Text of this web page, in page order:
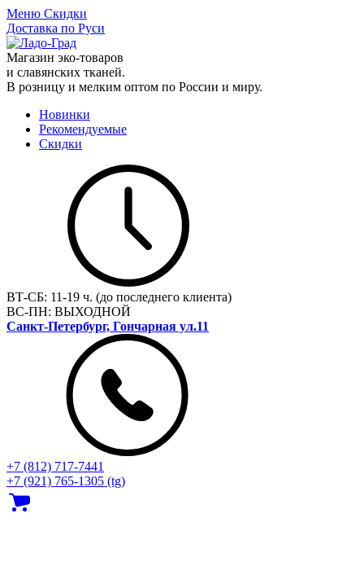
Меню Скидки
Доставка по Руси
Магазин эко-товаров
и славянских тканей.
В розницу и мелким оптом по России и миру.
Новинки
Рекомендуемые
Скидки
ВТ-СБ: 11-19 ч. (до последнего клиента)
ВС-ПН: ВЫХОДНОЙ
Санкт-Петербург, Гончарная ул.11
+7 (812) 717‑7441
+7 (921) 765-1305 (tg)